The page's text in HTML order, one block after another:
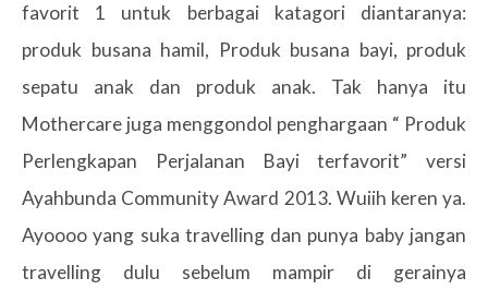
favorit 1 untuk berbagai katagori diantaranya:
produk busana hamil, Produk busana bayi, produk
sepatu anak dan produk anak. Tak hanya itu
Mothercare juga menggondol penghargaan “ Produk
Perlengkapan Perjalanan Bayi terfavorit” versi
Ayahbunda Community Award 2013. Wuiih keren ya.
Ayoooo yang suka travelling dan punya baby jangan
travelling dulu sebelum mampir di gerainya